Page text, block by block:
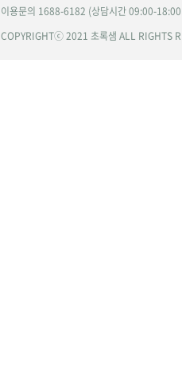
이용문의 1688-6182 (상담시간 09:00-
COPYRIGHTⓒ 2021 초록샘 ALL RIGHTS